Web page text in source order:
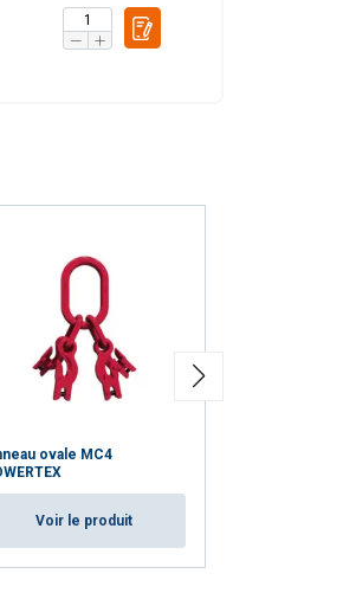
ovale MC4
Voir le produit